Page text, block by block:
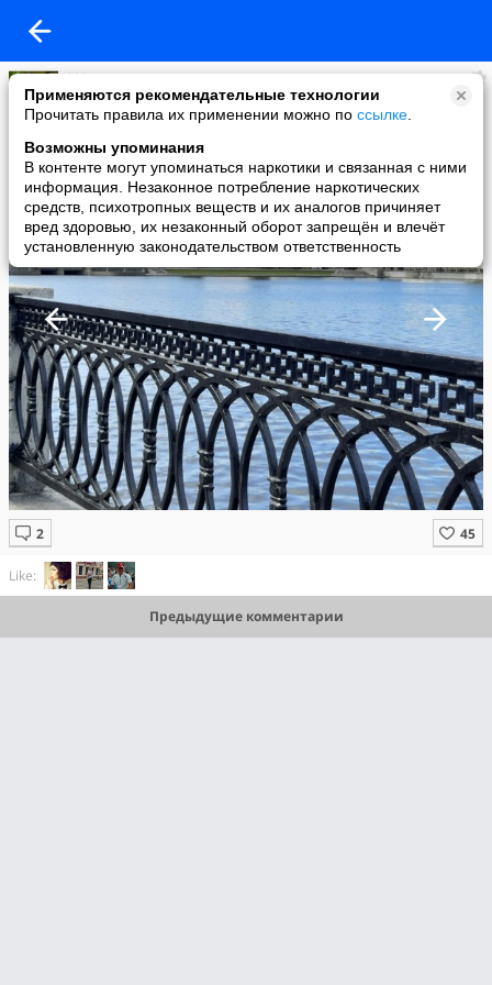
Применяются рекомендательные технологии
Прочитать правила их применении можно по ссылке
Возможны упоминания
В контенте могут упоминаться наркотики и связанная с ними
информация. Незаконное потребление наркотических
средств, психотропных веществ и их аналогов причиняет
вред здоровью, их незаконный оборот запрещён и влечёт
установленную законодательством ответственность
***
added a photo
27 May в 18:17
Like:
Предыдущие комментарии